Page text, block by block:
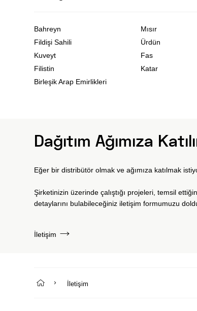
Bahreyn Mısır
Fildişi Sahili
Ürdün
Kuveyt
Fas
Filistin
Katar
Birleşik Arap Emirlikleri
Dağıtım Ağımıza
Eğer bir distribütör olmak ve ağımıza katılmak
Şirketinizin üzerinde çalıştığı projeleri, temsil
detaylarını bulabileceğiniz iletişim formumuzu
İletişim
İletişim